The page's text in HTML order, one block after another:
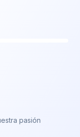
pasión